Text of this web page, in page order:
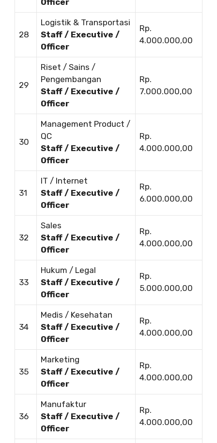
28
Logistik & Transportasi
Staff / Executive /
Officer
Rp.
4.000.000,00
29
Riset / Sains /
Pengembangan
Staff / Executive /
Officer
Rp.
7.000.000,00
30
Management Product /
QC
Staff / Executive /
Officer
Rp.
4.000.000,00
31
IT / Internet
Staff / Executive /
Officer
Rp.
6.000.000,00
32
Sales
Staff / Executive /
Officer
Rp.
4.000.000,00
33
Hukum / Legal
Staff / Executive /
Officer
Rp.
5.000.000,00
34
Medis / Kesehatan
Staff / Executive /
Officer
Rp.
4.000.000,00
35
Marketing
Staff / Executive /
Officer
Rp.
4.000.000,00
36
Manufaktur
Staff / Executive /
Officer
Rp.
4.000.000,00